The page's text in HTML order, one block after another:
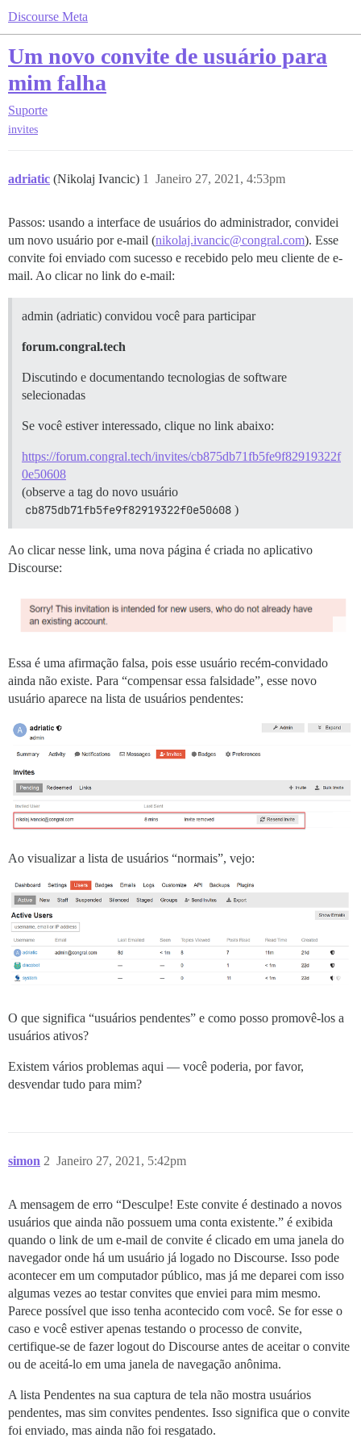
Discourse Meta
Um novo convite de usuário para
mim falha
Suporte
invites
adriatic (Nikolaj Ivancic) Janeiro 27, 2021, 4:53pm
1
Passos: usando a interface de usuários do administrador, convidei
um novo usuário por e-mail (nikolaj.ivancic@congral.com). Esse
convite foi enviado com sucesso e recebido pelo meu cliente de e-
mail. Ao clicar no link do e-mail:
admin (adriatic) convidou você para participar
forum.congral.tech
Discutindo e documentando tecnologias de software
selecionadas
Se você estiver interessado, clique no link abaixo:
https://forum.congral.tech/invites/cb875db71fb5fe9f82919322f
0e50608
(observe a tag do novo usuário
cb875db71fb5fe9f82919322f0e50608 )
Ao clicar nesse link, uma nova página é criada no aplicativo
Discourse:
Essa é uma afirmação falsa, pois esse usuário recém-convidado
ainda não existe. Para “compensar essa falsidade”, esse novo
usuário aparece na lista de usuários pendentes:
Ao visualizar a lista de usuários “normais”, vejo:
O que significa “usuários pendentes” e como posso promovê-los a
usuários ativos?
Existem vários problemas aqui — você poderia, por favor,
desvendar tudo para mim?
simon Janeiro 27, 2021, 5:42pm
2
A mensagem de erro “Desculpe! Este convite é destinado a novos
usuários que ainda não possuem uma conta existente.” é exibida
quando o link de um e-mail de convite é clicado em uma janela do
navegador onde há um usuário já logado no Discourse. Isso pode
acontecer em um computador público, mas já me deparei com isso
algumas vezes ao testar convites que enviei para mim mesmo.
Parece possível que isso tenha acontecido com você. Se for esse o
caso e você estiver apenas testando o processo de convite,
certifique-se de fazer logout do Discourse antes de aceitar o convite
ou de aceitá-lo em uma janela de navegação anônima.
A lista Pendentes na sua captura de tela não mostra usuários
pendentes, mas sim convites pendentes. Isso significa que o convite
foi enviado, mas ainda não foi resgatado.